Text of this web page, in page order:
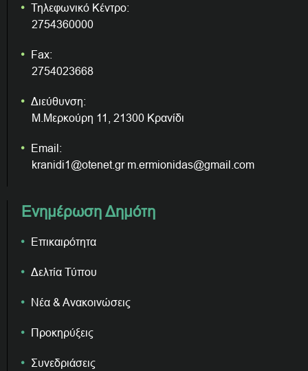
Τηλεφωνικό Κέντρο:
2754360000
Fax:
2754023668
Διεύθυνση:
Μ.Μερκούρη 11, 21300 Κρανίδι
Email:
kranidi1@otenet.gr m.ermionidas@gmail.com
Ενημέρωση Δημότη
Επικαιρότητα
Δελτία Τύπου
Νέα & Ανακοινώσεις
Προκηρύξεις
Συνεδριάσεις